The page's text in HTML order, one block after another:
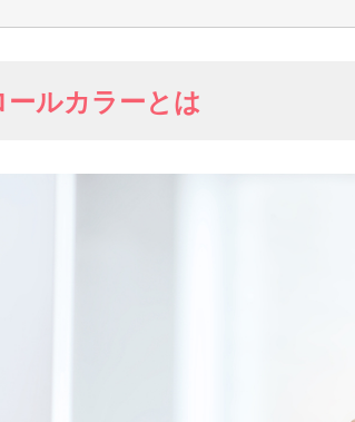
ールカラーとは